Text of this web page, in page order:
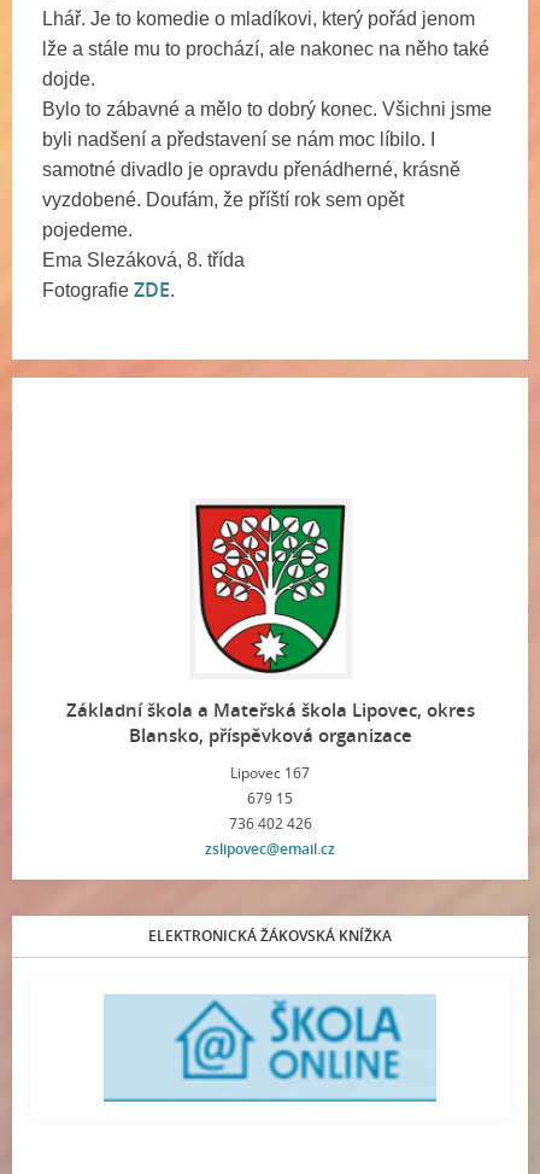
Lhář. Je to komedie o mladíkovi, který pořád jenom
lže a stále mu to prochází, ale nakonec na něho také
dojde.
Bylo to zábavné a mělo to dobrý konec. Všichni jsme
byli nadšení a představení se nám moc líbilo. I
samotné divadlo je opravdu přenádherné, krásně
vyzdobené. Doufám, že příští rok sem opět
pojedeme.
Ema Slezáková, 8. třída
Fotografie ZDE.
Základní škola a Mateřská škola Lipovec, okres
Blansko, příspěvková organizace
Lipovec 167
679 15
736 402 426
zslipovec@email.cz
ELEKTRONICKÁ ŽÁKOVSKÁ KNÍŽKA